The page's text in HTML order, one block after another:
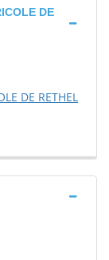
DE
DE RETHEL